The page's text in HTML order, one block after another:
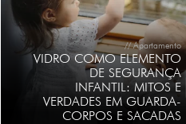
// Apartamento
VIDRO COMO ELEMENTO
DE SEGURANÇA
INFANTIL: MITOS E
VERDADES EM GUARDA-
CORPOS E SACADAS